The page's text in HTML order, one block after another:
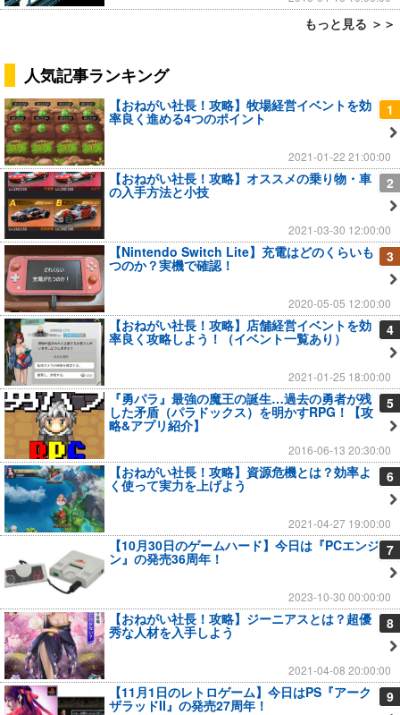
もっと見る ＞＞
人気記事ランキング
1
【おねがい社長！攻略】牧場経営イベントを効
率良く進める4つのポイント
2021-01-22 21:00:00
2
【おねがい社長！攻略】オススメの乗り物・車
の入手方法と小技
2021-03-30 12:00:00
3
【Nintendo Switch Lite】充電はどのくらいも
つのか？実機で確認！
2020-05-05 12:00:00
4
【おねがい社長！攻略】店舗経営イベントを効
率良く攻略しよう！（イベント一覧あり）
2021-01-25 18:00:00
5
『勇パラ』最強の魔王の誕生…過去の勇者が残
した矛盾（パラドックス）を明かすRPG！【攻
略&アプリ紹介】
2016-06-13 20:30:00
6
【おねがい社長！攻略】資源危機とは？効率よ
く使って実力を上げよう
2021-04-27 19:00:00
7
【10月30日のゲームハード】今日は『PCエンジ
ン』の発売36周年！
2023-10-30 00:00:00
8
【おねがい社長！攻略】ジーニアスとは？超優
秀な人材を入手しよう
2021-04-08 20:00:00
9
【11月1日のレトロゲーム】今日はPS『アーク
ザラッドII』の発売27周年！